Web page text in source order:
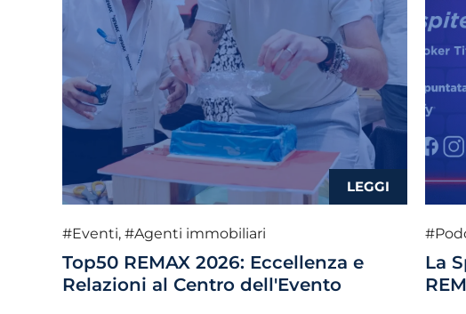
#Eventi, #Agenti immobiliari
Top50 REMAX 2026: Eccellenza e
Relazioni al Centro dell'Evento
La